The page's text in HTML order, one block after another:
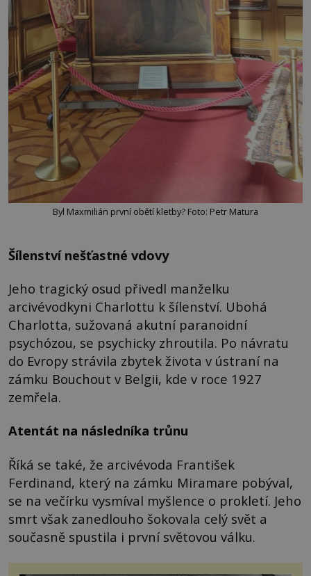
Byl Maxmilián první obětí kletby? Foto: Petr Matura
Šílenství nešťastné vdovy
Jeho tragický osud přivedl manželku
arcivévodkyni Charlottu k šílenství. Ubohá
Charlotta, sužovaná akutní paranoidní
psychózou, se psychicky zhroutila. Po návratu
do Evropy strávila zbytek života v ústraní na
zámku Bouchout v Belgii, kde v roce 1927
zemřela.
Atentát na následníka trůnu
Říká se také, že arcivévoda František
Ferdinand, který na zámku Miramare pobýval,
se na večírku vysmíval myšlence o prokletí. Jeho
smrt však zanedlouho šokovala celý svět a
současně spustila i první světovou válku.